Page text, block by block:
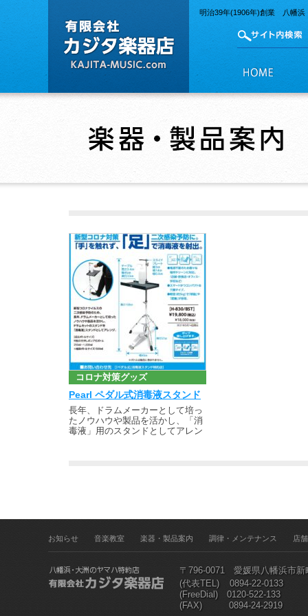
明治39年(1906年)創業 八幡
コロナ対策グッズ
Pearl ペダル式消毒液スタンド
長年、ドラムメーカーとして培っ
たノウハウや製品を活かし、「消
毒液」用のスタンドとしてアレン
お知らせ 音楽教室 楽器・製品案内 調律・メンテナンス 店
〒796-0071 愛媛県八幡浜市新
(代表TEL)
0894-22-0133
(FreeDial) 0120-522-133
(FAX) 0894-24-2919